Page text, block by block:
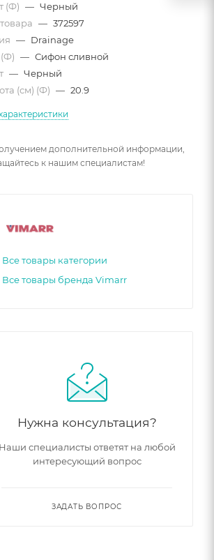
(Ф) — Черный
— 372597
— Drainage
— Сифон сливной
— Черный
(см) (Ф) — 20.9
дополнительной информации,
к нашим специалистам!
Все товары категории
Все товары бренда Vimarr
Нужна консультация?
Наши специалисты ответят на любой
интересующий вопрос
ЗАДАТЬ ВОПРОС